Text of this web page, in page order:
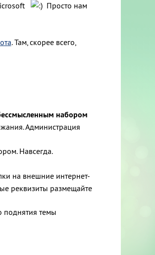
Просто нам
. Там, скорее всего,
набором
Администрация
Навсегда.
на внешние интернет-
реквизиты размещайте
поднятия темы